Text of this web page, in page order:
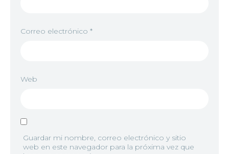
Correo electrónico *
Web
Guardar mi nombre, correo electrónico y sitio
web en este navegador para la próxima vez que